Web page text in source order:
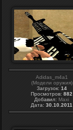
Adidas_m4a1
(Модели оружия)
Загрузок: 14
Просмотров: 882
Добавил: Maxi
Дата: 30.10.2011